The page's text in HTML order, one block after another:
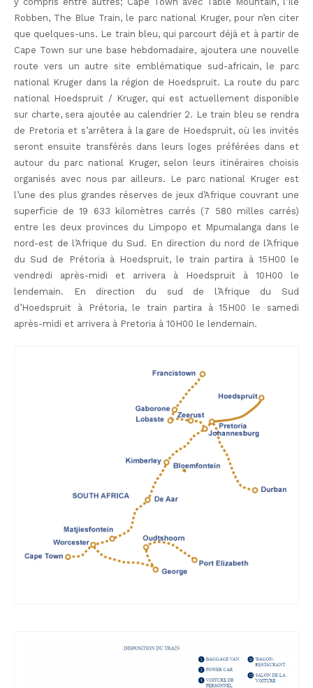
Robben, The Blue Train, le parc national Kruger, pour n’en citer
que quelques-uns. Le train bleu, qui parcourt déjà et à partir de
Cape Town sur une base hebdomadaire, ajoutera une nouvelle
route vers un autre site emblématique sud-africain, le parc
national Kruger dans la région de Hoedspruit. La route du parc
national Hoedspruit / Kruger, qui est actuellement disponible
sur charte, sera ajoutée au calendrier 2. Le train bleu se rendra
de Pretoria et s’arrêtera à la gare de Hoedspruit, où les invités
seront ensuite transférés dans leurs loges préférées dans et
autour du parc national Kruger, selon leurs itinéraires choisis
organisés avec nous par ailleurs. Le parc national Kruger est
l’une des plus grandes réserves de jeux d’Afrique couvrant une
superficie de 19 633 kilomètres carrés (7 580 milles carrés)
entre les deux provinces du Limpopo et Mpumalanga dans le
nord-est de l’Afrique du Sud. En direction du nord de l’Afrique
du Sud de Prétoria à Hoedspruit, le train partira à 15H00 le
vendredi après-midi et arrivera à Hoedspruit à 10H00 le
lendemain. En direction du sud de l’Afrique du Sud
d’Hoedspruit à Prétoria, le train partira à 15H00 le samedi
après-midi et arrivera à Pretoria à 10H00 le lendemain.